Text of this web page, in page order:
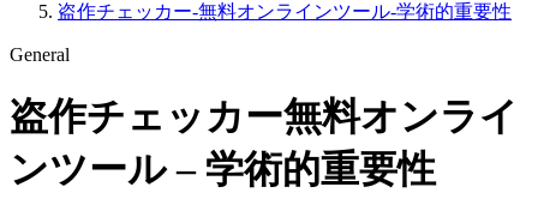
盗作チェッカー-無料オンラインツール-学術的重要性
General
盗作チェッカー無料オンライ
ンツール – 学術的重要性